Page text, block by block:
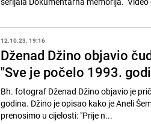
12.10.23. 19:16
Dženad Džino objavio
"Sve je počelo 1993.
Bh. fotograf Dženad Džino objavio je
godina. Džino je opisao kako je Aneli
prenosimo u cijelosti: "Prije n...